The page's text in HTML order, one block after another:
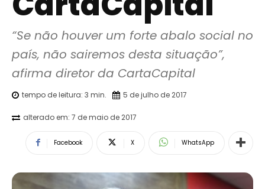
“Se não houver um forte abalo social no
país, não sairemos desta situação”,
afirma diretor da CartaCapital
tempo de leitura: 3 min. 5 de julho de 2017
alterado em: 7 de maio de 2017
Facebook X WhatsApp